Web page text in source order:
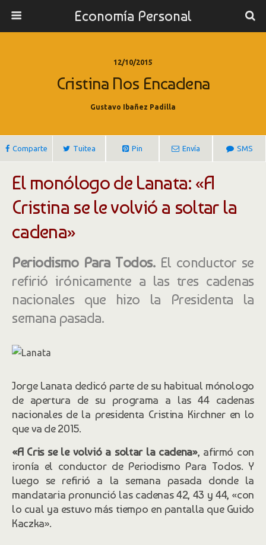
Economía Personal
12/10/2015
Cristina Nos Encadena
Gustavo Ibañez Padilla
Comparte Tuitea Pin Envía SMS
El monólogo de Lanata: «A
Cristina se le volvió a soltar la
cadena»
Periodismo Para Todos. El conductor se
refirió irónicamente a las tres cadenas
nacionales que hizo la Presidenta la
semana pasada.
Jorge Lanata dedicó parte de su habitual mónologo
de apertura de su programa a las 44 cadenas
nacionales de la presidenta Cristina Kirchner en lo
que va de 2015.
«A Cris se le volvió a soltar la cadena», afirmó con
ironía el conductor de Periodismo Para Todos. Y
luego se refirió a la semana pasada donde la
mandataria pronunció las cadenas 42, 43 y 44, «con
lo cual ya estuvo más tiempo en pantalla que Guido
Kaczka».